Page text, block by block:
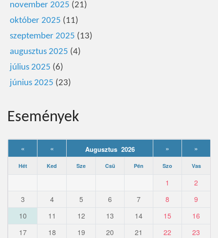
november 2025 (21)
október 2025 (11)
szeptember 2025 (13)
augusztus 2025 (4)
július 2025 (6)
június 2025 (23)
Események
« « Augusztus 2026 » »
Hét Ked Sze Csü Pén Szo Vas
1
2
3
4 5 6 7 8
9
10
11 12 13 14 15
16
17
18 19 20 21 22
23